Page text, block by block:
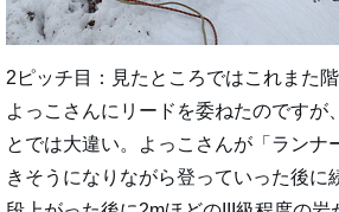
2ピッチ目：見たところではこれまた
よっこさんにリードを委ねたのですが
とでは大違い。よっこさんが「ランナ
きそうになりながら登っていった後に